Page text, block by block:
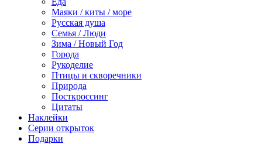
Маяки / киты / море
Русская душа
Семья / Люди
Зима / Новый Год
Города
Рукоделие
Птицы и скворечники
Природа
Посткроссинг
Цитаты
Наклейки
Серии открыток
Подарки